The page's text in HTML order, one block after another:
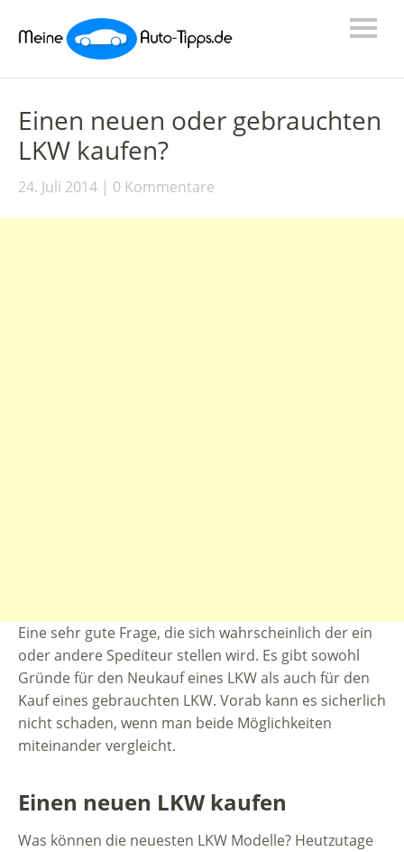
Einen neuen oder gebrauchten
LKW kaufen?
24. Juli 2014 0 Kommentare
Eine sehr gute Frage, die sich wahrscheinlich der ein
oder andere Spediteur stellen wird. Es gibt sowohl
Gründe für den Neukauf eines LKW als auch für den
Kauf eines gebrauchten LKW. Vorab kann es sicherlich
nicht schaden, wenn man beide Möglichkeiten
miteinander vergleicht.
Einen neuen LKW kaufen
Was können die neuesten LKW Modelle? Heutzutage